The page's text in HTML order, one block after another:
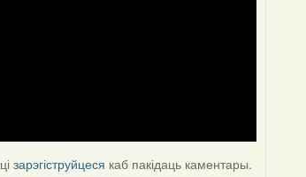
цізарэгіструйцеся каб пакідаць каментары.